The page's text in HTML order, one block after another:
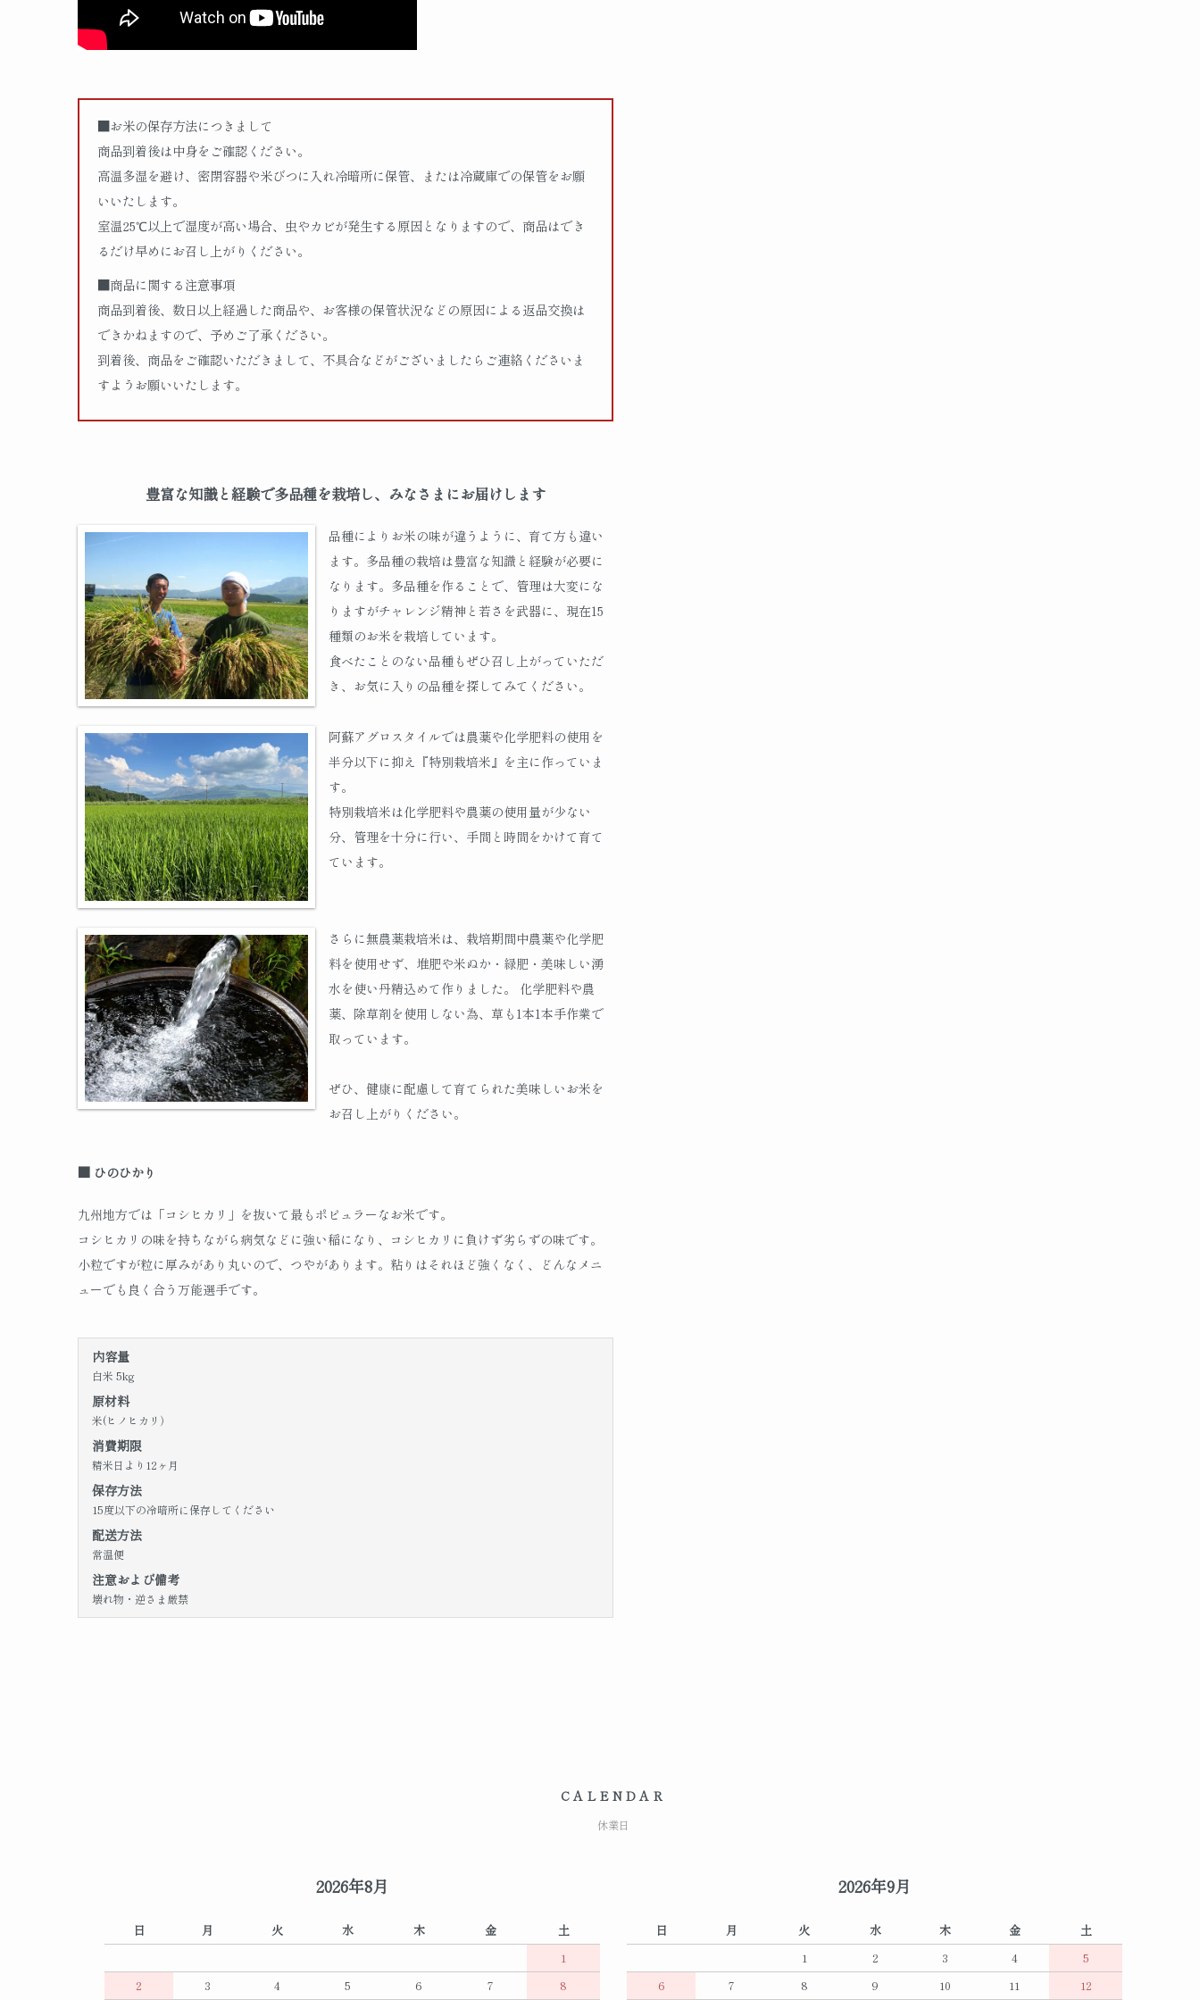
■お米の保存方法につきまして
商品到着後は中身をご確認ください。
高温多湿を避け、密閉容器や米びつに入れ冷暗所に保管、または冷蔵庫での保管をお願
いいたします。
室温25℃以上で湿度が高い場合、虫やカビが発生する原因となりますので、商品はでき
るだけ早めにお召し上がりください。
■商品に関する注意事項
商品到着後、数日以上経過した商品や、お客様の保管状況などの原因による返品交換は
できかねますので、予めご了承ください。
到着後、商品をご確認いただきまして、不具合などがございましたらご連絡くださいま
すようお願いいたします。
豊富な知識と経験で多品種を栽培し、みなさまにお届けします
品種によりお米の味が違うように、育て方も違い
ます。多品種の栽培は豊富な知識と経験が必要に
なります。多品種を作ることで、管理は大変にな
りますがチャレンジ精神と若さを武器に、現在15
種類のお米を栽培しています。
食べたことのない品種もぜひ召し上がっていただ
き、お気に入りの品種を探してみてください。
阿蘇アグロスタイルでは農薬や化学肥料の使用を
半分以下に抑え『特別栽培米』を主に作っていま
す。
特別栽培米は化学肥料や農薬の使用量が少ない
分、管理を十分に行い、手間と時間をかけて育て
ています。
さらに無農薬栽培米は、栽培期間中農薬や化学肥
料を使用せず、堆肥や米ぬか・緑肥・美味しい湧
水を使い丹精込めて作りました。 化学肥料や農
薬、除草剤を使用しない為、草も1本1本手作業で
取っています。
ぜひ、健康に配慮して育てられた美味しいお米を
お召し上がりください。
■ ひのひかり
九州地方では「コシヒカリ」を抜いて最もポピュラーなお米です。
コシヒカリの味を持ちながら病気などに強い稲になり、コシヒカリに負けず劣らずの味です。
小粒ですが粒に厚みがあり丸いので、つやがあります。粘りはそれほど強くなく、どんなメニ
ューでも良く合う万能選手です。
内容量
白米 5kg
原材料
米(ヒノヒカリ）
消費期限
精米日より12ヶ月
保存方法
15度以下の冷暗所に保存してください
配送方法
常温便
注意および備考
壊れ物・逆さま厳禁
CALENDAR
休業日
2026年8月
日 月 火 水 木 金
土
1
2
3 4 5 6 7 8
2026年9月
日 月 火 水 木 金
土
1
2 3 4
5
6
7 8 9 10 11 12